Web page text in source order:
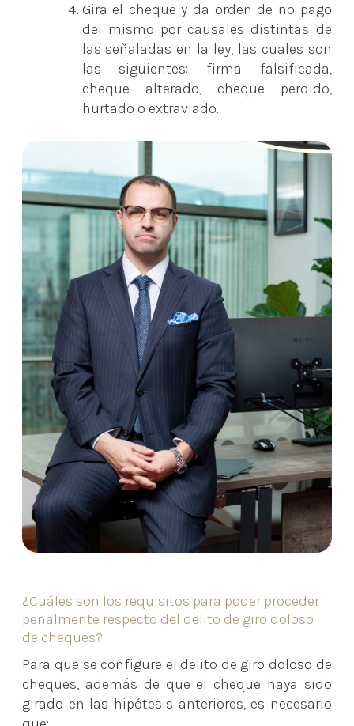
Gira el cheque y da orden de no pago
del mismo por causales distintas de
las señaladas en la ley, las cuales son
las siguientes: firma falsificada,
cheque alterado, cheque perdido,
hurtado o extraviado.
¿Cuáles son los requisitos para poder proceder
penalmente respecto del delito de giro doloso
de cheques?
Para que se configure el delito de giro doloso de
cheques, además de que el cheque haya sido
girado en las hipótesis anteriores, es necesario